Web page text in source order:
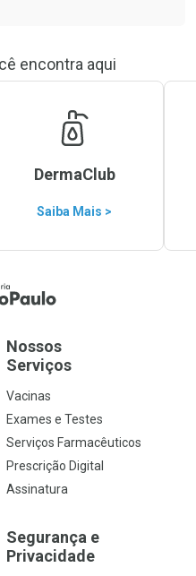
encontra aqui
DermaClub
Saiba Mais >
Nossos
Serviços
Vacinas
Exames e Testes
Serviços Farmacêuticos
Prescrição Digital
Assinatura
Segurança e
Privacidade